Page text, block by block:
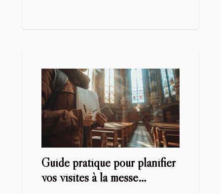
Guide pratique pour planifier
vos visites à la messe